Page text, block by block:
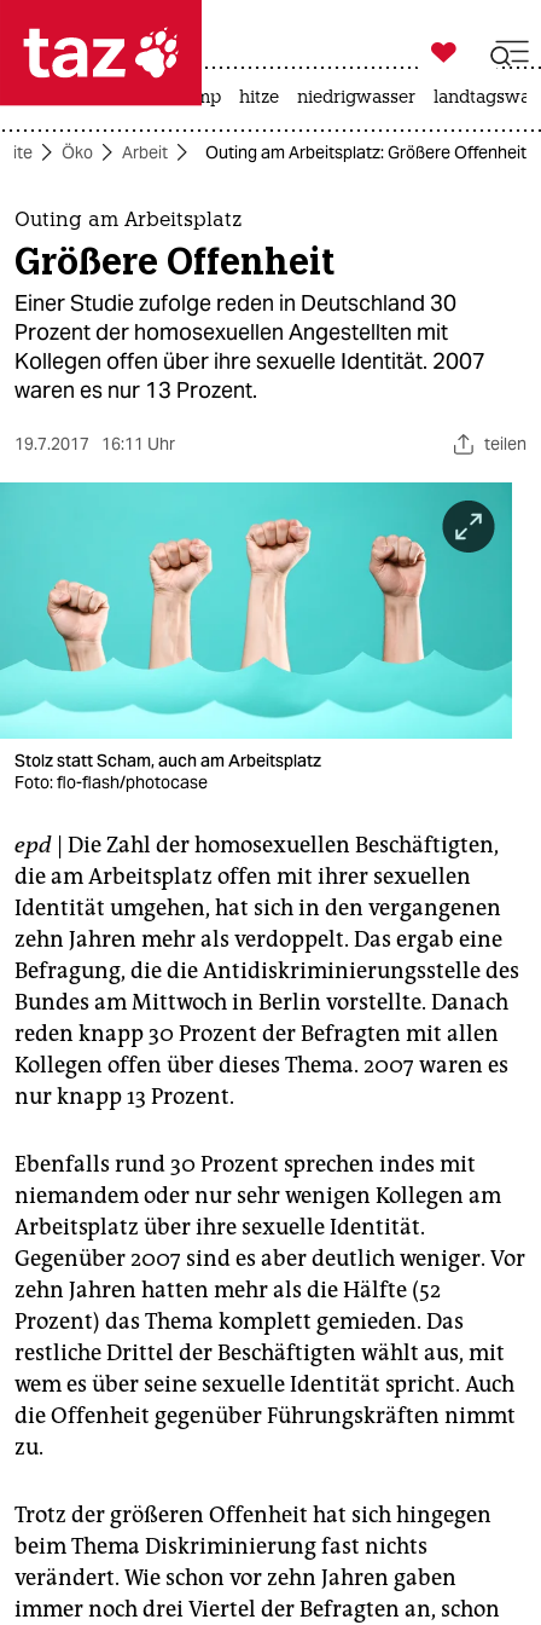
 taz zahl ich
taz zahl ich
themen
politik
öko
gesellschaft
kultur
sport
nord
wahrheit
verlag
verlag
shop
fragen & hilfe
unterstützen
abo
genossenschaft
epaper login

taz zahl ich
usa unter trump hitze niedrigwasser
Öko Arbeit Outing am Arbeitsplatz: Größere Offenheit
Outing am Arbeitsplatz
Größere Offenheit
Einer Studie zufolge reden in Deutschland 30
Prozent der homosexuellen Angestellten mit
Kollegen offen über ihre sexuelle Identität. 2007
waren es nur 13 Prozent.
19.7.2017 16:11 Uhr teilen
Stolz statt Scham, auch am Arbeitsplatz
Foto: flo-flash/photocase
epd | Die Zahl der homosexuellen Beschäftigten,
die am Arbeitsplatz offen mit ihrer sexuellen
Identität umgehen, hat sich in den vergangenen
zehn Jahren mehr als verdoppelt. Das ergab eine
Befragung, die die Antidiskriminierungsstelle des
Bundes am Mittwoch in Berlin vorstellte. Danach
reden knapp 30 Prozent der Befragten mit allen
Kollegen offen über dieses Thema. 2007 waren es
nur knapp 13 Prozent.
Ebenfalls rund 30 Prozent sprechen indes mit
niemandem oder nur sehr wenigen Kollegen am
Arbeitsplatz über ihre sexuelle Identität.
Gegenüber 2007 sind es aber deutlich weniger. Vor
zehn Jahren hatten mehr als die Hälfte (52
Prozent) das Thema komplett gemieden. Das
restliche Drittel der Beschäftigten wählt aus, mit
wem es über seine sexuelle Identität spricht. Auch
die Offenheit gegenüber Führungskräften nimmt
zu.
Trotz der größeren Offenheit hat sich hingegen
beim Thema Diskriminierung fast nichts
verändert. Wie schon vor zehn Jahren gaben
immer noch drei Viertel der Befragten an, schon